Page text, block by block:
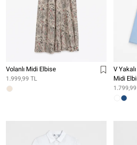
Volanlı Midi Elbise
1.999,99 TL
V
Midi